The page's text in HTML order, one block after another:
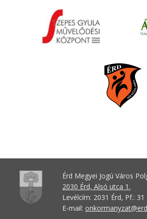
Érd Megyei Jogú Város
2030 Érd, Alsó utca 1.
Levélcím: 2031 Érd, Pf.: 31
E-mail: